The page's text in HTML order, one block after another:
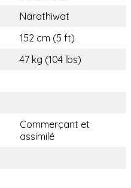
Narathiwat
152 cm (5 ft)
47 kg (104 lbs)
Commerçant et
assimilé